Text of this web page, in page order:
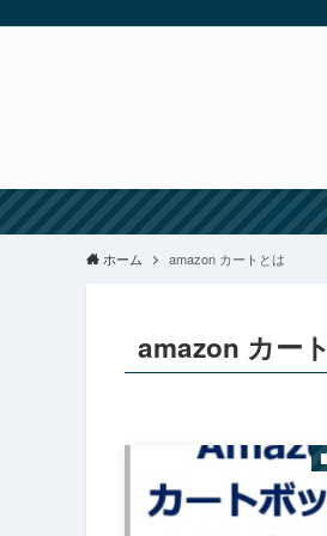
ホーム amazon カートとは
amazon カー